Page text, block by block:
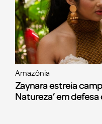
Amazônia
Zaynara estreia
Natureza’ em